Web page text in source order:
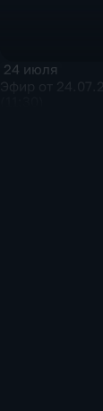
24 июля